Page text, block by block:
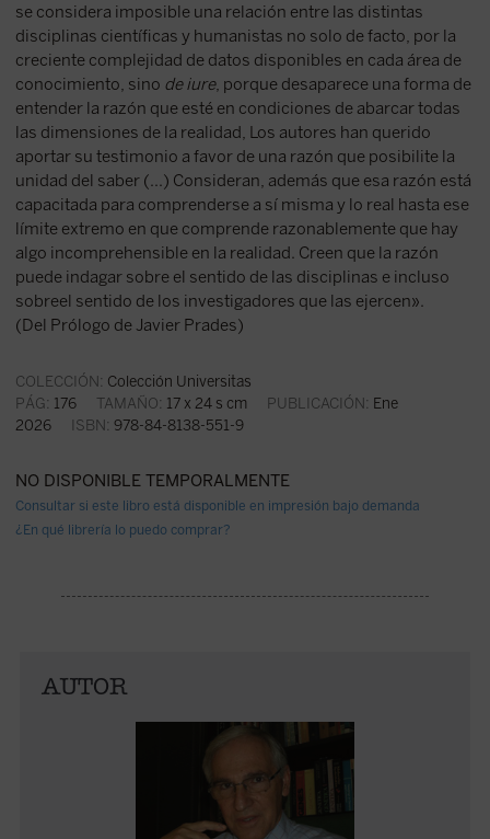
se considera imposible una relación entre las distintas
disciplinas científicas y humanistas no solo de facto, por la
creciente complejidad de datos disponibles en cada área de
conocimiento, sino de iure, porque desaparece una forma de
entender la razón que esté en condiciones de abarcar todas
las dimensiones de la realidad, Los autores han querido
aportar su testimonio a favor de una razón que posibilite la
unidad del saber (...) Consideran, además que esa razón está
capacitada para comprenderse a sí misma y lo real hasta ese
límite extremo en que comprende razonablemente que hay
algo incomprehensible en la realidad. Creen que la razón
puede indagar sobre el sentido de las disciplinas e incluso
sobreel sentido de los investigadores que las ejercen».
(Del Prólogo de Javier Prades)
COLECCIÓN: Colección Universitas
PÁG: 176 TAMAÑO: 17 x 24 s cm PUBLICACIÓN: Ene
2026 ISBN: 978-84-8138-551-9
NO DISPONIBLE TEMPORALMENTE
Consultar si este libro está disponible en impresión bajo demanda
¿En qué librería lo puedo comprar?
AUTOR